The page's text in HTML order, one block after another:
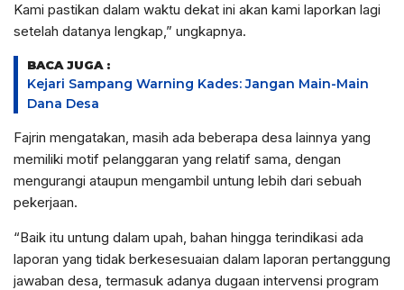
Kami pastikan dalam waktu dekat ini akan kami laporkan lagi
setelah datanya lengkap,” ungkapnya.
BACA JUGA :
Kejari Sampang Warning Kades: Jangan Main-Main
Dana Desa
Fajrin mengatakan, masih ada beberapa desa lainnya yang
memiliki motif pelanggaran yang relatif sama, dengan
mengurangi ataupun mengambil untung lebih dari sebuah
pekerjaan.
“Baik itu untung dalam upah, bahan hingga terindikasi ada
laporan yang tidak berkesesuaian dalam laporan pertanggung
jawaban desa, termasuk adanya dugaan intervensi program